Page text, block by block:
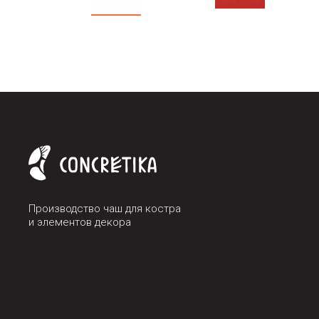
Производство чаш для костра
и элементов декора